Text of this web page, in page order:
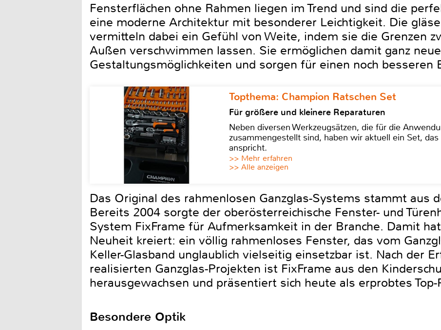
Fensterflächen ohne Rahmen liegen im Trend und sind die
eine moderne Architektur mit besonderer Leichtigkeit. Die
vermitteln dabei ein Gefühl von Weite, indem sie die Grenzen
Außen verschwimmen lassen. Sie ermöglichen damit ganz neue
Gestaltungsmöglichkeiten und sorgen für einen noch besseren
Topthema: Champion Ratschen Set
Für größere und kleinere Reparaturen
Neben diversen Werkzeugsätzen, die für die
zusammengestellt sind, haben wir aktuell ein Set,
anspricht.
>> Mehr erfahren
>> Alle anzeigen
Das Original des rahmenlosen Ganzglas-Systems stammt aus
Bereits 2004 sorgte der oberösterreichische Fenster- und
System FixFrame für Aufmerksamkeit in der Branche. Damit
Neuheit kreiert: ein völlig rahmenloses Fenster, das vom
Keller-Glasband unglaublich vielseitig einsetzbar ist. Nach der
realisierten Ganzglas-Projekten ist FixFrame aus den
herausgewachsen und präsentiert sich heute als erprobtes Top-
Besondere Optik